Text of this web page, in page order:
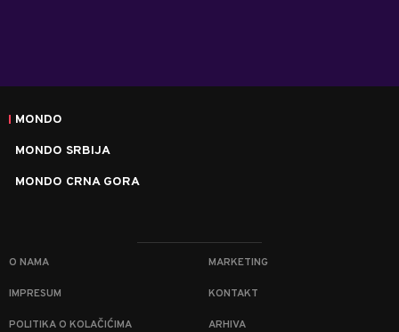
MONDO
MONDO SRBIJA
MONDO CRNA GORA
O NAMA MARKETING
IMPRESUM KONTAKT
POLITIKA O KOLAČIĆIMA ARHIVA